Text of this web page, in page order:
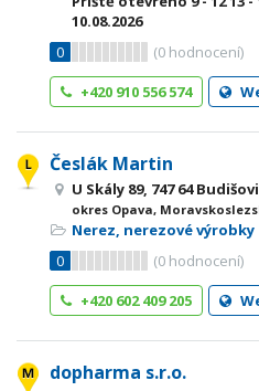
10.08.2026
0
(0 hodnocení)
+420 910 556 574
Česlák Martin
U Skály 89, 747 64
okres Opava,
Nerez, nerezové výrobky
0
(0 hodnocení)
+420 602 409 205
dopharma s.r.o.